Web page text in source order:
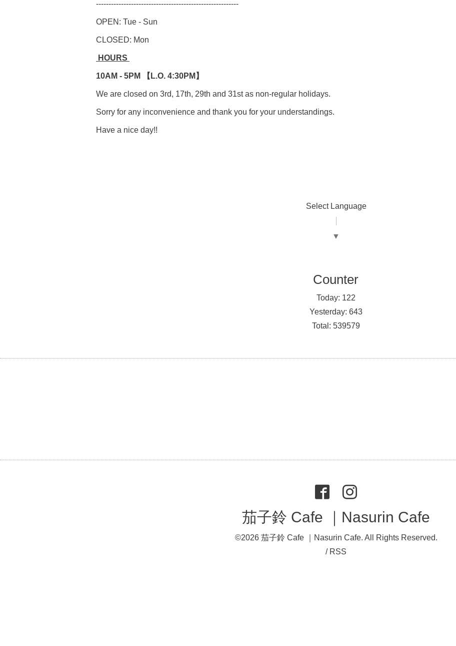
---------------------------------------------------------
OPEN: Tue - Sun
CLOSED: Mon
HOURS
10AM - 5PM 【L.O. 4:30PM】
We are closed on 3rd, 17th, 29th and 31st as non-regular holidays.
Sorry for any inconvenience and thank you for your understandings.
Have a nice day!!
Select Language
▼
Counter
Today: 122
Yesterday: 643
Total: 539579
茄子鈴 Cafe ｜Nasurin Cafe
©2026 茄子鈴 Cafe ｜Nasurin Cafe. All Rights Reserved.
/ RSS